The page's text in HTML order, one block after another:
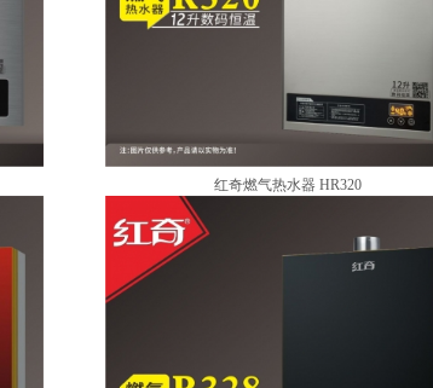
红奇燃气热水器 HR320